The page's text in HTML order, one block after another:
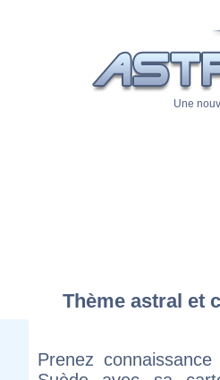
Une
Thème astral et
Prenez